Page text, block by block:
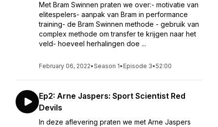
Met Bram Swinnen praten we over:- motivatie van
elitespelers- aanpak van Bram in performance
training- de Bram Swinnen methode - gebruik van
complex methode om transfer te krijgen naar het
veld- hoeveel herhalingen doe ...
February 06, 2022•Season 1• Episode 3•52:00
Ep2: Arne Jaspers: Sport Scientist Red
Devils
In deze aflevering praten we met Arne Jaspers